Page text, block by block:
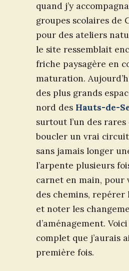
quand j’y
groupes scolaires de
pour des ateliers
le site ressemblait
friche paysagère en
maturation.
des plus grands
nord des Hauts-de-
surtout l’un des rares
boucler un vrai
sans jamais longer
l’arpente plusieurs
carnet en main, pour
des chemins, repérer
et noter les
d’aménagement.
complet que j’aurais
première fois.